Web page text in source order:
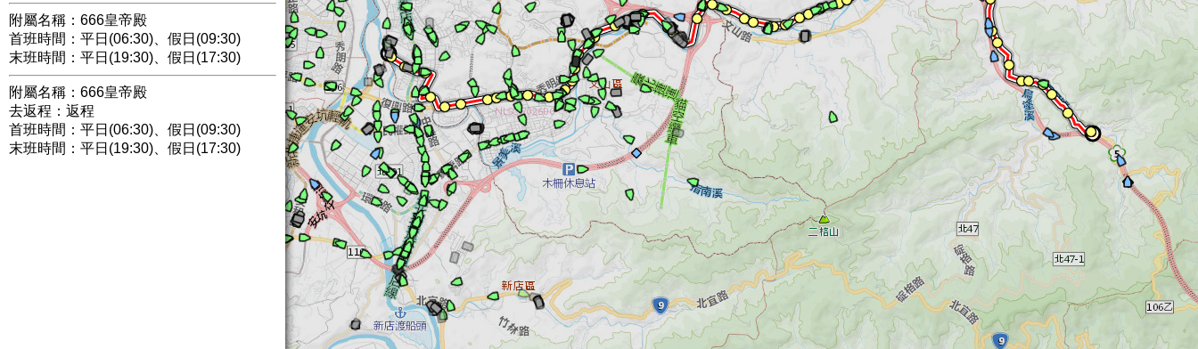
附屬名稱：666皇帝殿
首班時間：平日(06:30)、假日(09:30)
末班時間：平日(19:30)、假日(17:30)
附屬名稱：666皇帝殿
去返程：返程
首班時間：平日(06:30)、假日(09:30)
末班時間：平日(19:30)、假日(17:30)